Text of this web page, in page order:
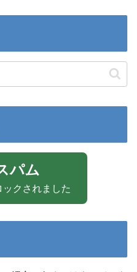
パム
クされました